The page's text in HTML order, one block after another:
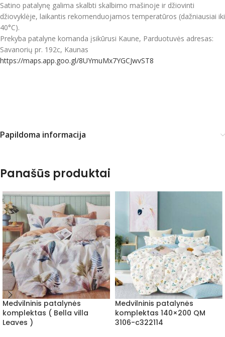
Satino patalynę galima skalbti skalbimo mašinoje ir džiovinti
džiovyklėje, laikantis rekomenduojamos temperatūros (dažniausiai iki
40°C).
Prekyba patalyne komanda įsikūrusi Kaune, Parduotuvės adresas:
Savanorių pr. 192c, Kaunas
https://maps.app.goo.gl/8UYmuMx7YGCJwvST8
Papildoma informacija
Panašūs produktai
Medvilninis patalynės
komplektas ( Bella villa
Leaves )
Medvilninis patalynės
komplektas 140×200 QM
3106-c322114